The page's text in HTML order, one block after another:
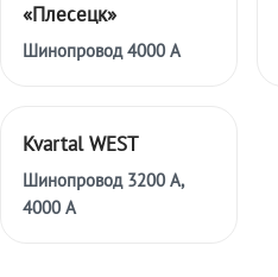
«Плесецк»
Шинопровод 4000 А
Kvartal WEST
Шинопровод 3200 А,
4000 А